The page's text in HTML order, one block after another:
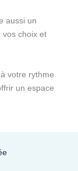
aussi un
vos choix et
votre rythme
un espace